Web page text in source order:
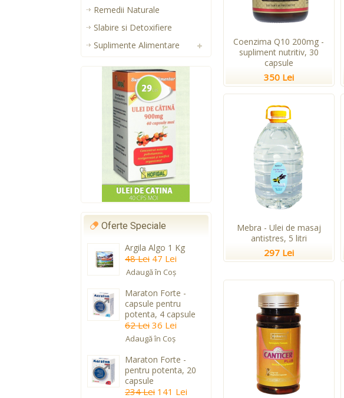
Remedii Naturale
Slabire si Detoxifiere
Suplimente Alimentare
Oferte Speciale
Argila Algo 1 Kg
48 Lei 47 Lei
Adaugă în Coş
Maraton Forte -
capsule pentru
potenta, 4 capsule
62 Lei 36 Lei
Adaugă în Coş
Maraton Forte -
pentru potenta, 20
capsule
234 Lei 141 Lei
Coenzima Q10 200mg -
supliment nutritiv, 30
capsule
350 Lei
Mebra - Ulei de masaj
antistres, 5 litri
297 Lei